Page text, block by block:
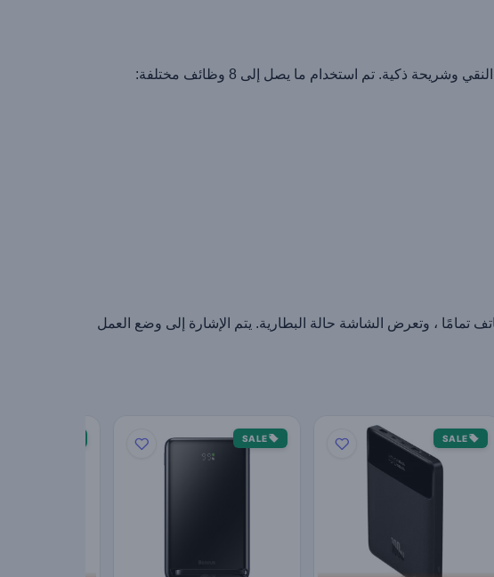
ذكية. تم استخدام ما يصل إلى 8 وظائف مختلفة:
تمامًا ، وتعرض الشاشة حالة البطارية. يتم الإشارة إلى وضع العمل
SALE
SALE